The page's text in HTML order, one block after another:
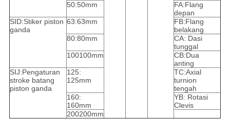
50:50mm
FA:Flang
depan
SID:Stiker piston
ganda
63:63mm
FB:Flang
belakang
80:80mm
CA: Dasi
tunggal
100100mm
CB:Dua
anting
SIJ:Pengaturan
stroke batang
piston ganda
125:
125mm
TC:Axial
turnion
tengah
160:
160mm
YB: Rotasi
Clevis
200200mm